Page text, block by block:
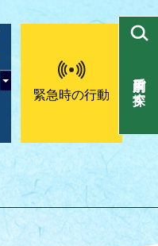
緊急時の行動 目的別で探す